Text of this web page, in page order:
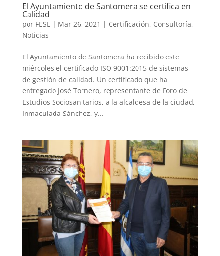
El Ayuntamiento de Santomera se certifica en
Calidad
por FESL | Mar 26, 2021 | Certificación, Consultoría,
Noticias
El Ayuntamiento de Santomera ha recibido este
miércoles el certificado ISO 9001:2015 de sistemas
de gestión de calidad. Un certificado que ha
entregado José Tornero, representante de Foro de
Estudios Sociosanitarios, a la alcaldesa de la ciudad,
Inmaculada Sánchez, y...